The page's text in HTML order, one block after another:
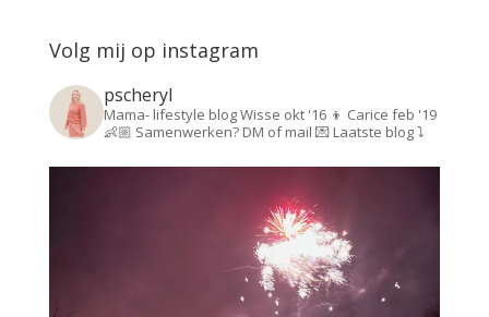
Volg mij op instagram
pscheryl
Mama- lifestyle blogWisse okt '16 👦 Carice feb '19
👶🏼 Samenwerken? DM of mail 💌Laatste blog ⤵️